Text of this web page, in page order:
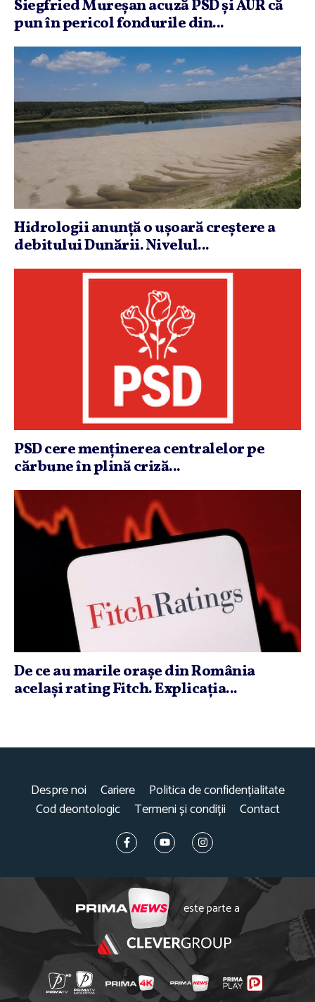
Siegfried Mureşan acuză PSD şi AUR că
pun în pericol fondurile din...
Hidrologii anunţă o uşoară creştere a
debitului Dunării. Nivelul...
PSD cere menţinerea centralelor pe
cărbune în plină criză...
De ce au marile oraşe din România
acelaşi rating Fitch. Explicaţia...
Despre noi Cariere
Politica de confidențialitate
Cod deontologic
Termeni și condiții Contact
este parte a